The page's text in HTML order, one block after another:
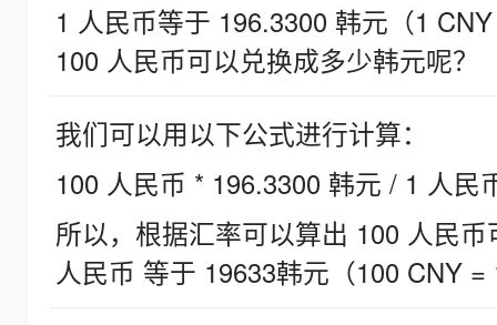
1 人民币等于 196.3300 韩元（1
100 人民币可以兑换成多少韩元呢？
我们可以用以下公式进行计算：
100 人民币 * 196.3300 韩元 / 1 人民
所以，根据汇率可以算出 100 人民
人民币 等于 19633韩元（100 CNY =